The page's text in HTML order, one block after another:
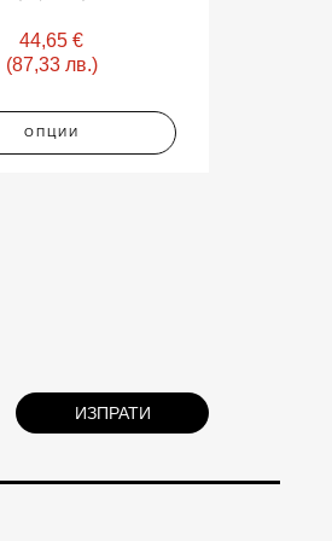
44,65€
(87,33 лв.)
ОПЦИИ
chosen
on
product
page
ИЗПРАТИ